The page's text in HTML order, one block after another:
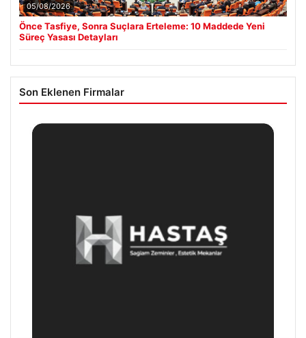
05/08/2026
Önce Tasfiye, Sonra Suçlara Erteleme: 10 Maddede Yeni
Süreç Yasası Detayları
Son Eklenen Firmalar